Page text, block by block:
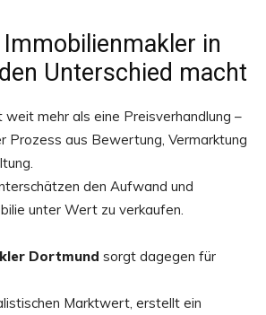
in
Unterschied macht
weit mehr als eine Preisverhandlung –
Prozess aus Bewertung, Vermarktung
den Aufwand und
unter Wert zu verkaufen.
Dortmund sorgt dagegen für
Marktwert, erstellt ein